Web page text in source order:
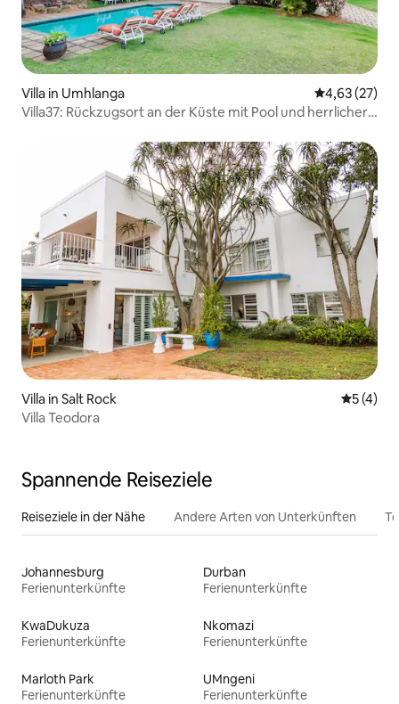
Villa in Umhlanga
4,63 (27)
Villa37: Rückzugsort an der Küste mit Pool und herrlicher
Villa in Salt Rock
5 (4)
Villa Teodora
Spannende Reiseziele
Reiseziele in der Nähe Andere Arten von Unterkünften
Johannesburg
Ferienunterkünfte
Durban
Ferienunterkünfte
KwaDukuza
Ferienunterkünfte
Nkomazi
Ferienunterkünfte
Marloth Park
Ferienunterkünfte
UMngeni
Ferienunterkünfte